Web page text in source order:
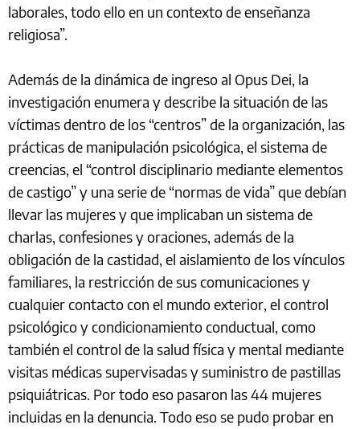
laborales, todo ello en un contexto de enseñanza
religiosa”.
Además de la dinámica de ingreso al Opus Dei, la
investigación enumera y describe la situación de las
víctimas dentro de los “centros” de la organización, las
prácticas de manipulación psicológica, el sistema de
creencias, el “control disciplinario mediante elementos
de castigo” y una serie de “normas de vida” que debían
llevar las mujeres y que implicaban un sistema de
charlas, confesiones y oraciones, además de la
obligación de la castidad, el aislamiento de los vínculos
familiares, la restricción de sus comunicaciones y
cualquier contacto con el mundo exterior, el control
psicológico y condicionamiento conductual, como
también el control de la salud física y mental mediante
visitas médicas supervisadas y suministro de pastillas
psiquiátricas. Por todo eso pasaron las 44 mujeres
incluidas en la denuncia. Todo eso se pudo probar en